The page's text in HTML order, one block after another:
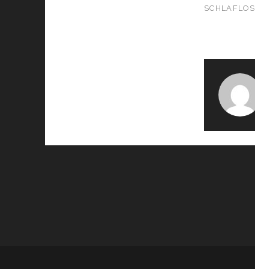
SCHLAFLOS